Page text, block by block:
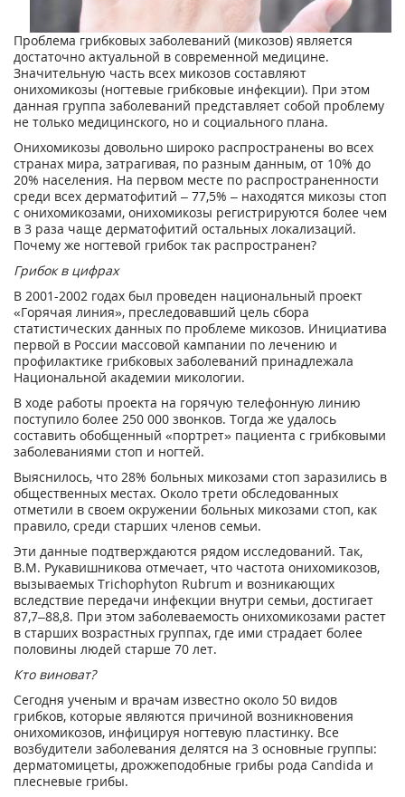
Проблема грибковых заболеваний (микозов) является
достаточно актуальной в современной медицине.
Значительную часть всех микозов составляют
онихомикозы (ногтевые грибковые инфекции). При этом
данная группа заболеваний представляет собой проблему
не только медицинского, но и социального плана.
Онихомикозы довольно широко распространены во всех
странах мира, затрагивая, по разным данным, от 10% до
20% населения. На первом месте по распространенности
среди всех дерматофитий – 77,5% – находятся микозы стоп
с онихомикозами, онихомикозы регистрируются более чем
в 3 раза чаще дерматофитий остальных локализаций.
Почему же ногтевой грибок так распространен?
Грибок в цифрах
В 2001-2002 годах был проведен национальный проект
«Горячая линия», преследовавший цель сбора
статистических данных по проблеме микозов. Инициатива
первой в России массовой кампании по лечению и
профилактике грибковых заболеваний принадлежала
Национальной академии микологии.
В ходе работы проекта на горячую телефонную линию
поступило более 250 000 звонков. Тогда же удалось
составить обобщенный «портрет» пациента с грибковыми
заболеваниями стоп и ногтей.
Выяснилось, что 28% больных микозами стоп заразились в
общественных местах. Около трети обследованных
отметили в своем окружении больных микозами стоп, как
правило, среди старших членов семьи.
Эти данные подтверждаются рядом исследований. Так,
В.М. Рукавишникова отмечает, что частота онихомикозов,
вызываемых Trichophyton Rubrum и возникающих
вследствие передачи инфекции внутри семьи, достигает
87,7–88,8. При этом заболеваемость онихомикозами растет
в старших возрастных группах, где ими страдает более
половины людей старше 70 лет.
Кто виноват?
Сегодня ученым и врачам известно около 50 видов
грибков, которые являются причиной возникновения
онихомикозов, инфицируя ногтевую пластинку. Все
возбудители заболевания делятся на 3 основные группы:
дерматомицеты, дрожжеподобные грибы рода Candida и
плесневые грибы.